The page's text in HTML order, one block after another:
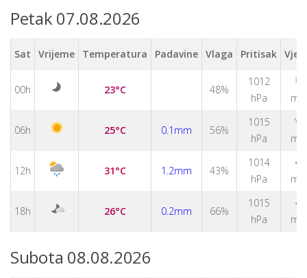
Petak 07.08.2026
Sat Vrijeme Temperatura Padavine Vlaga Pritisak
00h 23°C 48%
1012
hPa
↑
m/s
06h 25°C 0.1mm 56%
1015
hPa
↑
m/s
12h 31°C 1.2mm 43%
1014
hPa
↑
m/s
18h 26°C 0.2mm 66%
1015
hPa
↑
m/s
Subota 08.08.2026